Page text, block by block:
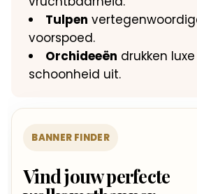
Tulpen
voorspoed.​
Orchideeën drukken
schoonheid uit.​
BANNER FINDER
Vind jouw perfecte